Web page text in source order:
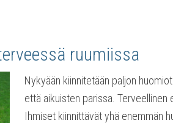
ruumiissa
Nykyään kiinnitetään paljon
että aikuisten parissa. Terveellinen
Ihmiset kiinnittävät yhä enemmän